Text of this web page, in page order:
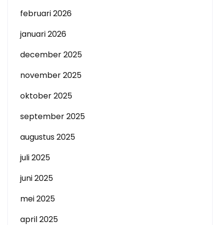
februari 2026
januari 2026
december 2025
november 2025
oktober 2025
september 2025
augustus 2025
juli 2025
juni 2025
mei 2025
april 2025